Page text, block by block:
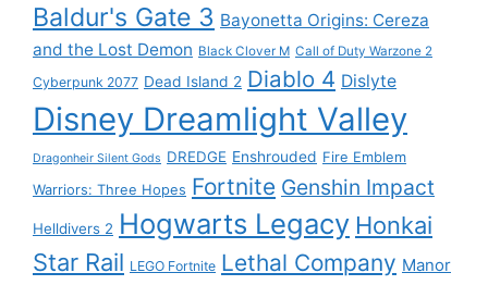
Baldur's Gate 3 Bayonetta Origins: Cereza
and the Lost Demon Black Clover M Call of Duty Warzone 2
Cyberpunk 2077 Dead Island 2 Diablo 4 Dislyte
Disney Dreamlight Valley
Dragonheir Silent Gods DREDGE Enshrouded Fire Emblem
Warriors: Three Hopes Fortnite Genshin Impact
Helldivers 2 Hogwarts Legacy Honkai
Star Rail LEGO Fortnite Lethal Company Manor